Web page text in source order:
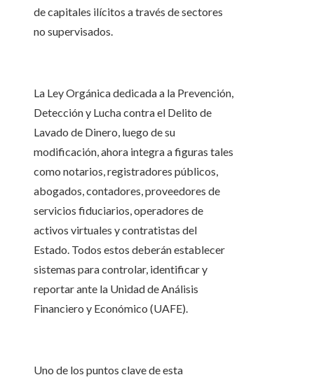
de capitales ilícitos a través de sectores
no supervisados.
La Ley Orgánica dedicada a la Prevención,
Detección y Lucha contra el Delito de
Lavado de Dinero, luego de su
modificación, ahora integra a figuras tales
como notarios, registradores públicos,
abogados, contadores, proveedores de
servicios fiduciarios, operadores de
activos virtuales y contratistas del
Estado. Todos estos deberán establecer
sistemas para controlar, identificar y
reportar ante la Unidad de Análisis
Financiero y Económico (UAFE).
Uno de los puntos clave de esta